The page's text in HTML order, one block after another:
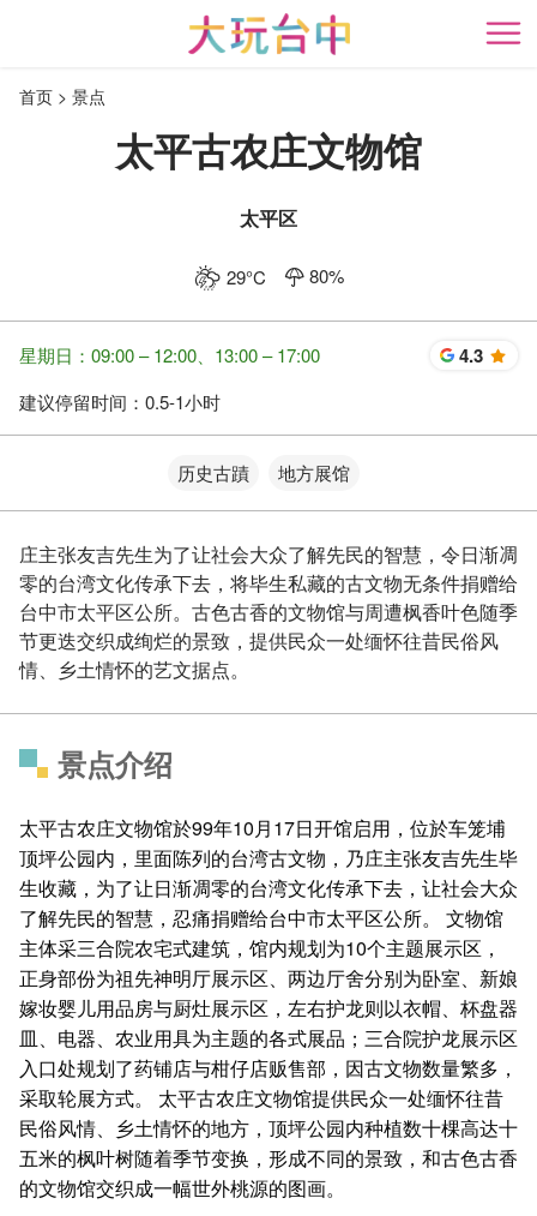
开
首页 景点
太平古农庄文物馆
太平区
29°C 80%
星期日：09:00 – 12:00、13:00 – 17:00 4.3 星
建议停留时间： 0.5-1小时
历史古蹟 地方展馆
庄主张友吉先生为了让社会大众了解先民的智慧，令日渐凋
零的台湾文化传承下去，将毕生私藏的古文物无条件捐赠给
台中市太平区公所。古色古香的文物馆与周遭枫香叶色随季
节更迭交织成绚烂的景致，提供民众一处缅怀往昔民俗风
情、乡土情怀的艺文据点。
景点介绍
太平古农庄文物馆於99年10月17日开馆启用，位於车笼埔
顶坪公园内，里面陈列的台湾古文物，乃庄主张友吉先生毕
生收藏，为了让日渐凋零的台湾文化传承下去，让社会大众
了解先民的智慧，忍痛捐赠给台中市太平区公所。 文物馆
主体采三合院农宅式建筑，馆内规划为10个主题展示区，
正身部份为祖先神明厅展示区、两边厅舍分别为卧室、新娘
嫁妆婴儿用品房与厨灶展示区，左右护龙则以衣帽、杯盘器
皿、电器、农业用具为主题的各式展品；三合院护龙展示区
入口处规划了药铺店与柑仔店贩售部，因古文物数量繁多，
采取轮展方式。 太平古农庄文物馆提供民众一处缅怀往昔
民俗风情、乡土情怀的地方，顶坪公园内种植数十棵高达十
五米的枫叶树随着季节变换，形成不同的景致，和古色古香
的文物馆交织成一幅世外桃源的图画。